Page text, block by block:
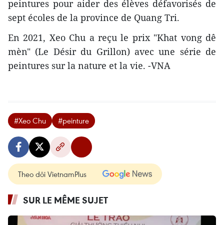
peintures pour aider des élèves défavorisés de
sept écoles de la province de Quang Tri.
En 2021, Xeo Chu a reçu le prix "Khat vong dê
mèn" (Le Désir du Grillon) avec une série de
peintures sur la nature et la vie. -VNA
#Xeo Chu #peinture
Theo dõi VietnamPlus
SUR LE MÊME SUJET